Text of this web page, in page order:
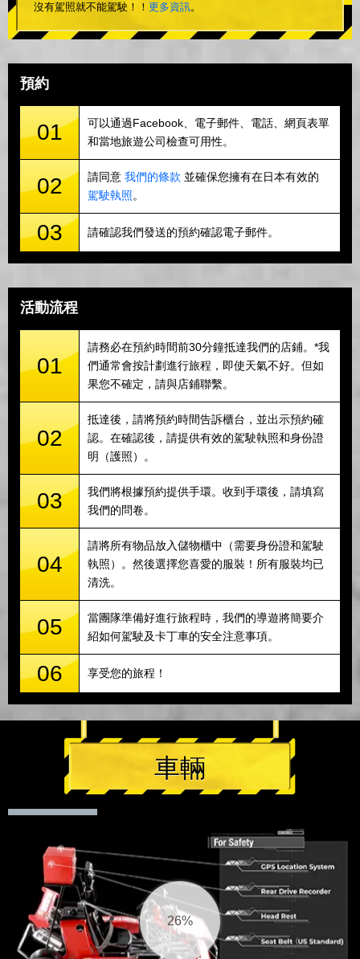
沒有駕照就不能駕駛！！ 更多資訊。
預約
01
可以通過Facebook、電子郵件、電話、網頁表單
和當地旅遊公司檢查可用性。
02 請同意 我們的條款 並確保您擁有在日本有效的
駕駛執照。
03 請確認我們發送的預約確認電子郵件。
活動流程
01
請務必在預約時間前30分鐘抵達我們的店鋪。*我
們通常會按計劃進行旅程，即使天氣不好。但如
果您不確定，請與店鋪聯繫。
02
抵達後，請將預約時間告訴櫃台，並出示預約確
認。在確認後，請提供有效的駕駛執照和身份證
明（護照）。
03
我們將根據預約提供手環。收到手環後，請填寫
我們的問卷。
04
請將所有物品放入儲物櫃中（需要身份證和駕駛
執照）。然後選擇您喜愛的服裝！所有服裝均已
清洗。
05
當團隊準備好進行旅程時，我們的導遊將簡要介
紹如何駕駛及卡丁車的安全注意事項。
06 享受您的旅程！
車輛
27%